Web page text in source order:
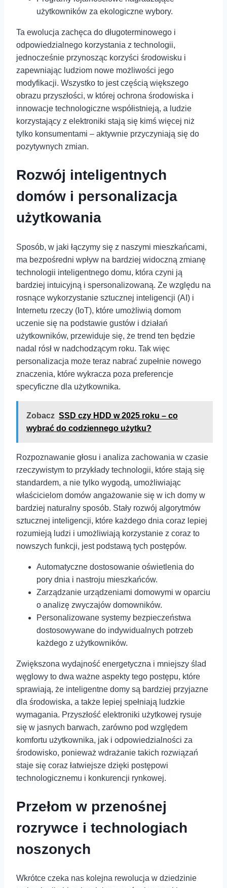
użytkowników za⁣ ekologiczne wybory.
Ta ewolucja zachęca do długoterminowego i
odpowiedzialnego korzystania z technologii,
jednocześnie przynosząc korzyści środowisku i
zapewniając ludziom nowe możliwości jego
modyfikacji. Wszystko to jest częścią większego
obrazu przyszłości, w której ochrona środowiska i
innowacje technologiczne współistnieją, a ludzie
korzystający z elektroniki stają się kimś więcej niż
tylko konsumentami – aktywnie przyczyniają się do
pozytywnych zmian.
Rozwój inteligentnych
domów i personalizacja
użytkowania
Sposób, w jaki łączymy się z naszymi mieszkańcami,
ma bezpośredni wpływ na bardziej widoczną zmianę
technologii inteligentnego domu, która czyni ją
bardziej intuicyjną i spersonalizowaną. Ze względu na
rosnące wykorzystanie sztucznej inteligencji (AI) i
Internetu rzeczy (IoT), które umożliwią domom
uczenie się na podstawie gustów i działań
użytkowników, przewiduje się, że trend ten będzie
nadal rósł w nadchodzącym roku. Tak więc
personalizacja może teraz nabrać zupełnie nowego
znaczenia, które wykracza poza preferencje
specyficzne dla użytkownika.
Zobacz SSD czy HDD w 2025 roku – co
wybrać do codziennego użytku?
Rozpoznawanie głosu i analiza zachowania w czasie
rzeczywistym to przykłady technologii, które stają się
standardem, a nie tylko wygodą, umożliwiając
właścicielom domów angażowanie się w ich domy w
bardziej naturalny sposób. Stały rozwój algorytmów
sztucznej inteligencji, które każdego dnia coraz lepiej
rozumieją ludzi i umożliwiają korzystanie z coraz to
nowszych funkcji, jest podstawą tych postępów.
Automatyczne dostosowanie oświetlenia do
pory dnia i nastroju mieszkańców.
Zarządzanie urządzeniami domowymi w ⁤oparciu
o analizę zwyczajów domowników.
Personalizowane systemy ‍bezpieczeństwa
⁤dostosowywane do indywidualnych potrzeb
każdego z użytkowników.
Zwiększona wydajność energetyczna i mniejszy ślad
węglowy to dwa ważne aspekty tego postępu, które
sprawiają, że inteligentne domy są bardziej przyjazne
dla środowiska, a także lepiej spełniają ludzkie
wymagania. Przyszłość elektroniki użytkowej rysuje
się w jasnych barwach, zarówno pod względem
komfortu użytkownika, jak i odpowiedzialności za
środowisko, ponieważ wdrażanie takich rozwiązań
staje się coraz łatwiejsze dzięki postępowi
technologicznemu i konkurencji rynkowej.
Przełom w przenośnej
rozrywce i⁤ technologiach
noszonych
Wkrótce czeka nas kolejna rewolucja w dziedzinie